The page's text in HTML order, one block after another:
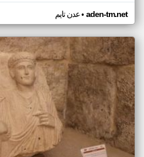
عدن تايم• aden-tm.net